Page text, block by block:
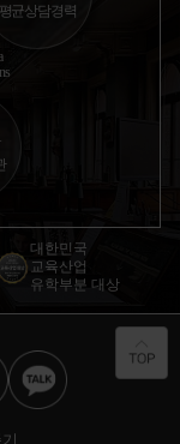
평균상담경력
대한민국
교육산업
유학부분 대상